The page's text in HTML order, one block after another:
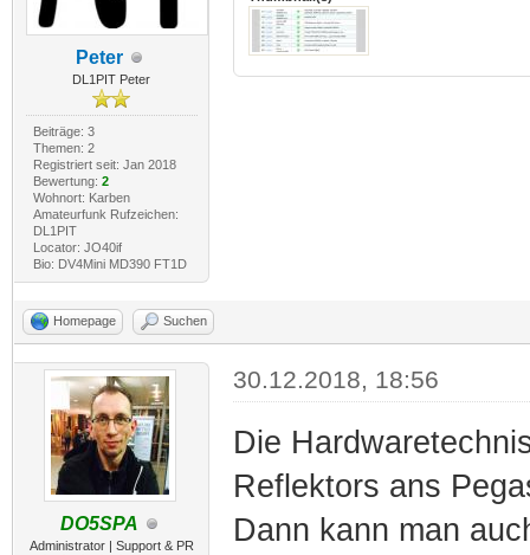
Peter
DL1PIT Peter
Beiträge: 3
Themen: 2
Registriert seit: Jan 2018
Bewertung: 2
Wohnort: Karben
Amateurfunk Rufzeichen:
DL1PIT
Locator: JO40if
Bio: DV4Mini MD390 FT1D
Homepage Suchen
DO5SPA
Administrator | Support & PR
30.12.2018, 18:56
Die
Reflektors ans
Dann kann man